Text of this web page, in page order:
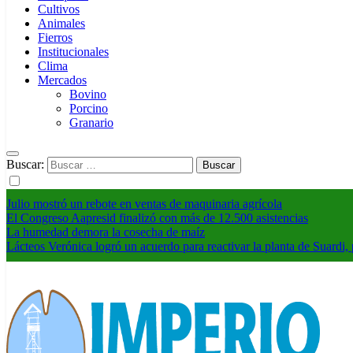
Cultivos
Animales
Fierros
Institucionales
Clima
Mercados
Bovino
Porcino
Granario
Buscar:
Julio mostró un rebote en ventas de maquinaria agrícola
El Congreso Aapresid finalizó con más de 12.500 asistencias
La humedad demora la cosecha de maíz
Lácteos Verónica logró un acuerdo para reactivar la planta de